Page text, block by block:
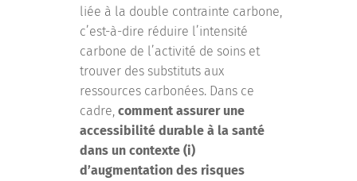
liée à la double contrainte carbone,
c’est-à-dire réduire l’intensité
carbone de l’activité de soins et
trouver des substituts aux
ressources carbonées. Dans ce
cadre,comment assurer une
accessibilité durable à la santé
dans un contexte (i)
d’augmentation des risques